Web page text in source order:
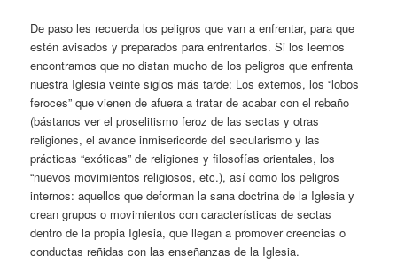
De paso les recuerda los peligros que van a enfrentar, para que
estén avisados y preparados para enfrentarlos. Si los leemos
encontramos que no distan mucho de los peligros que enfrenta
nuestra Iglesia veinte siglos más tarde: Los externos, los “lobos
feroces” que vienen de afuera a tratar de acabar con el rebaño
(bástanos ver el proselitismo feroz de las sectas y otras
religiones, el avance inmisericorde del secularismo y las
prácticas “exóticas” de religiones y filosofías orientales, los
“nuevos movimientos religiosos, etc.), así como los peligros
internos: aquellos que deforman la sana doctrina de la Iglesia y
crean grupos o movimientos con características de sectas
dentro de la propia Iglesia, que llegan a promover creencias o
conductas reñidas con las enseñanzas de la Iglesia.